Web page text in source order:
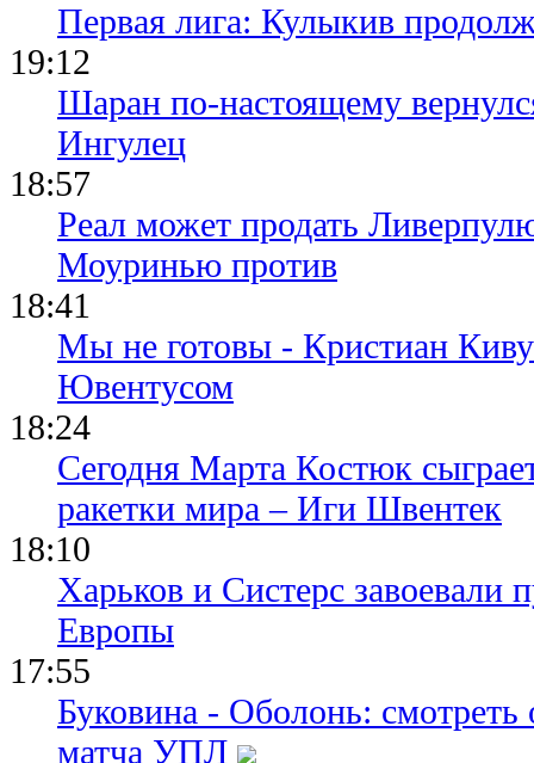
Первая лига: Кулыкив
19:12
Шаран по-настоящему
Ингулец
18:57
Реал может продать
Моуринью против
18:41
Мы не готовы - Кристиан
Ювентусом
18:24
Сегодня Марта Костюк
ракетки мира – Иги Швентек
18:10
Харьков и Систерс завоевали
Европы
17:55
Буковина - Оболонь:
матча УПЛ